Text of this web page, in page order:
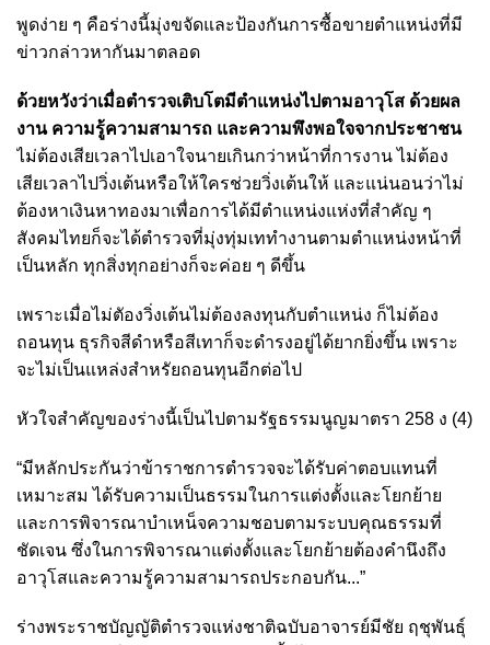
พูดง่าย ๆ คือร่างนี้มุ่งขจัดและป้องกันการซื้อขายตำแหน่งที่มี
ข่าวกล่าวหากันมาตลอด
ด้วยหวังว่าเมื่อตำรวจเติบโตมีตำแหน่งไปตามอาวุโส ด้วยผล
งาน ความรู้ความสามารถ และความพึงพอใจจากประชาชน
ไม่ต้องเสียเวลาไปเอาใจนายเกินกว่าหน้าที่การงาน ไม่ต้อง
เสียเวลาไปวิ่งเต้นหรือให้ใครช่วยวิ่งเต้นให้ และแน่นอนว่าไม่
ต้องหาเงินหาทองมาเพื่อการได้มีตำแหน่งแห่งที่สำคัญ ๆ
สังคมไทยก็จะได้ตำรวจที่มุ่งทุ่มเททำงานตามตำแหน่งหน้าที่
เป็นหลัก ทุกสิ่งทุกอย่างก็จะค่อย ๆ ดีขึ้น
เพราะเมื่อไม่ตัองวิ่งเต้นไม่ต้องลงทุนกับตำแหน่ง ก็ไม่ต้อง
ถอนทุน ธุรกิจสีดำหรือสีเทาก็จะดำรงอยู่ได้ยากยิ่งขึ้น เพราะ
จะไม่เป็นแหล่งสำหรัยถอนทุนอีกต่อไป
หัวใจสำคัญของร่างนี้เป็นไปตามรัฐธรรมนูญมาตรา 258 ง (4)
“มีหลักประกันว่าข้าราชการตำรวจจะได้รับค่าตอบแทนที่
เหมาะสม ได้รับความเป็นธรรมในการแต่งตั้งและโยกย้าย
และการพิจารณาบำเหน็จความชอบตามระบบคุณธรรมที่
ชัดเจน ซึ่งในการพิจารณาแต่งตั้งและโยกย้ายต้องคำนึงถึง
อาวุโสและความรู้ความสามารถประกอบกัน...”
ร่างพระราชบัญญัติตำรวจแห่งชาติฉบับอาจารย์มีชัย ฤชุพันธุ์